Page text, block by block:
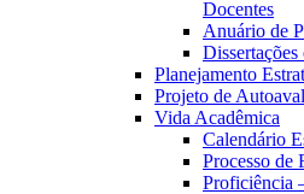
Docentes
Anuário de
Dissertações
Planejamento
Projeto de
Vida Acadêmica
Calendário
Processo de
Proficiência